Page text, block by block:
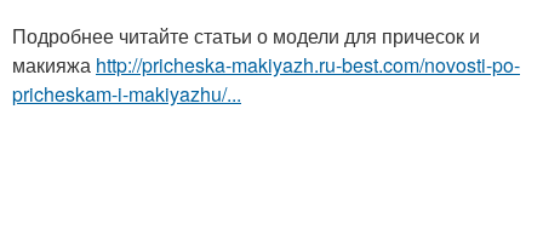
Подробнее читайте статьи о модели для причесок и
макияжа http://pricheska-makiyazh.ru-best.com/novosti-po-
pricheskam-i-makiyazhu/...